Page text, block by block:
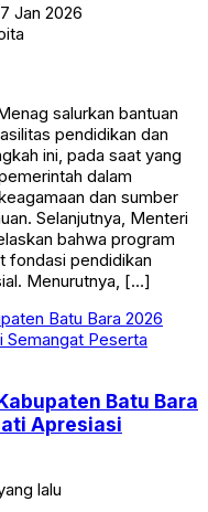
Jan 2026
salurkan bantuan
pendidikan dan
ini, pada saat yang
dalam
dan sumber
Selanjutnya, Menteri
bahwa program
fondasi pendidikan
Menurutnya, […]
Batu Bara
Apresiasi
lalu